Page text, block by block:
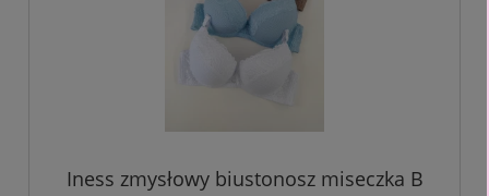
Iness zmysłowy biustonosz miseczka B